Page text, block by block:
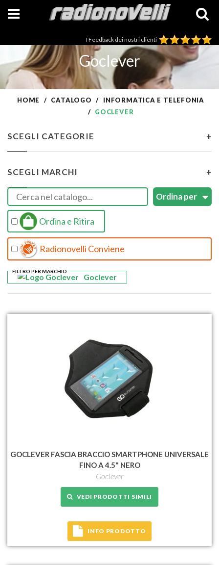
I Feedback dei nostri clienti
Goclever
HOME CATALOGO
INFORMATICA E TELEFONIA
GOCLEVER
SCEGLI CATEGORIE +
SCEGLI MARCHI +
Ordina e Ritira
Radionovelli Conviene
Goclever
FILTRO PER MARCHIO
GOCLEVER FASCIA BRACCIO SMARTPHONE UNIVERSALE
FINO A 4.5" NERO
Goclever
VEDI PRODOTTI SIMILI
INFO PRODOTTO